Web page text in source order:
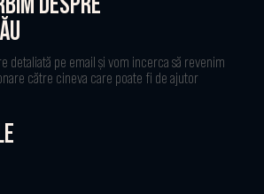
detaliată pe email și vom incerca să revenim
către cineva care poate fi de ajutor